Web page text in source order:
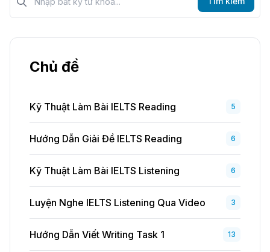
Chủ đề
Kỹ Thuật Làm Bài IELTS Reading 5
Hướng Dẫn Giải Đề IELTS Reading 6
Kỹ Thuật Làm Bài IELTS Listening 6
Luyện Nghe IELTS Listening Qua Video 3
Hướng Dẫn Viết Writing Task 1 13